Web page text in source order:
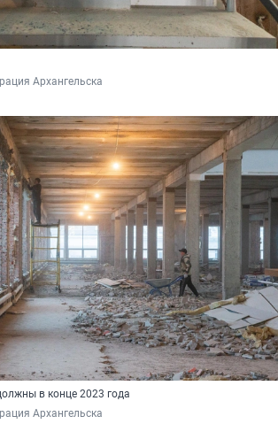
Архангельска
в конце 2023 года
Архангельска